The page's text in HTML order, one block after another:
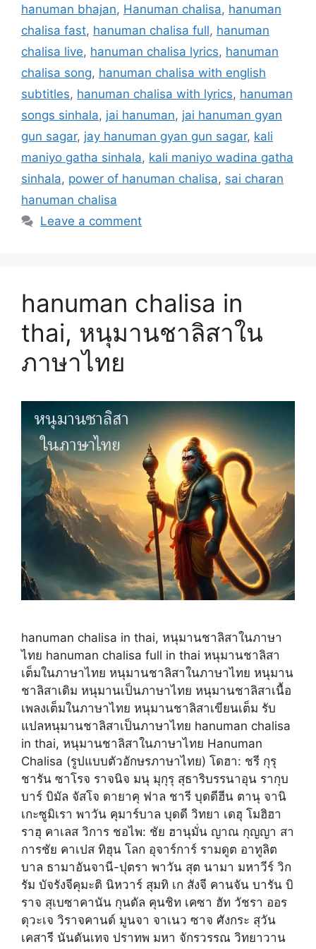
hanuman bhajan, Hanuman chalisa, hanuman
chalisa fast, hanuman chalisa full, hanuman
chalisa live, hanuman chalisa lyrics, hanuman
chalisa song, hanuman chalisa with english
subtitles, hanuman chalisa with lyrics, hanuman
songs sinhala, jai hanuman, jai hanuman gyan
gun sagar, jay hanuman gyan gun sagar, kali
maniyo gatha sinhala, kali maniyo wadina gatha
sinhala, power of hanuman chalisa, sai charan
hanuman chalisa
Leave a comment
hanuman chalisa in
thai, หนุมานชาลิสาใน
ภาษาไทย
hanuman chalisa in thai, หนุมานชาลิสาในภาษา
ไทย hanuman chalisa full in thai หนุมานชาลิสา
เต็มในภาษาไทย หนุมานชาลิสาในภาษาไทย หนุมาน
ชาลิสาเดิม หนุมานเป็นภาษาไทย หนุมานชาลิสาเนื้อ
เพลงเต็มในภาษาไทย หนุมานชาลิสาเขียนเต็ม รับ
แปลหนุมานชาลิสาเป็นภาษาไทย hanuman chalisa
in thai, หนุมานชาลิสาในภาษาไทย Hanuman
Chalisa (รูปแบบตัวอักษรภาษาไทย) โดฮา: ชรี กุรุ
ชารัน ซาโรจ ราจนิจ มนุ มุกุรุ สุธาริบรรนาอุน รากุบ
บาร์ บิมัล จัสโจ ดายาคุ ฟาล ชารี บุดดีฮีน ตานุ จานิ
เกะซูมิเรา พาวัน คุมาร์บาล บุดดี วิทยา เดฮุ โมฮิฮา
ราฮุ คาเลส วิการ ชอไพ: ชัย ฮานุมั่น ญาณ กุญญา สา
การชัย คาเปส ทิฮุน โลก อุจาร์การ์ รามดูต อาทูลิต
บาล ธามาอันจานี-ปุตรา พาวัน สุต นามา มหาวีร์ วิก
รัม บัจรังจีคุมะติ นิหวาร์ สุมทิ เก สังจี คานจัน บารัน บิ
ราจ สุเบซาคานัน กุนดัล คุนชิท เคซา ฮัท วัชรา ออร
ดุวะเจ วิราจคานด์ มูนจา จาเนว ซาจ ศังกระ สุวัน
เคสารี นันดันเทจ ปราทพ มหา จักรวรรณ วิทยาวาน